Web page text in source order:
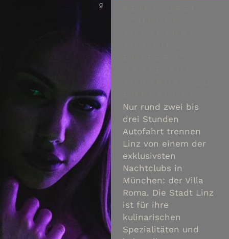
g
Nur rund zwei bis
drei Stunden
Autofahrt trennen
Linz von einem der
exklusivsten
Nachtclubs in
München: der Villa
Roma. Die Stadt Linz
ist für ihre
kulinarischen
Spezialitäten und